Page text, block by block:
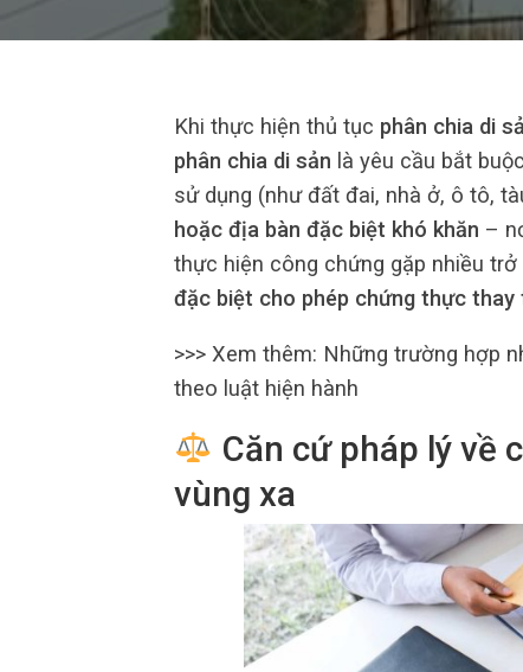
Khi thực hiện thủ tục phân chia di
phân chia di sản là yêu cầu bắt
sử dụng (như đất đai, nhà ở, ô tô,
hoặc địa bàn đặc biệt khó khăn –
thực hiện công chứng gặp nhiều
đặc biệt cho phép chứng thực thay
>>> Xem thêm: Những trường hợp
theo luật hiện hành
Căn cứ pháp lý về
vùng xa